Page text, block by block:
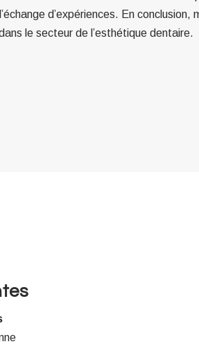
d’expériences. En conclusion,
le secteur de l’esthétique dentaire.